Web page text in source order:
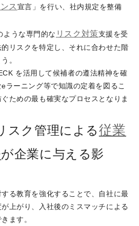
ス 宣言」を行い、社内規定を整備
ような専門的な リスク対策支援を受
リスクを特定し、それに合わせた階
。
を活用して候補者の遵法精神を確
ラーニング等で知識の定着を図るこ
ための最も確実なプロセスとなりま
スク管理による従業
が企業に与える影
る教育を強化することで、自社に最
上がり、入社後のミスマッチによる
ます。